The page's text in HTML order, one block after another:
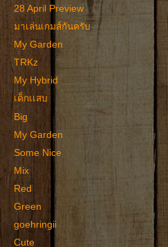
28 April Preview
มาเล่นเกมส์กันครับ
My Garden
TRKz
My Hybrid
เด็กเเสบ
Big
My Garden
Some Nice
Mix
Red
Green
goehringii
Cute